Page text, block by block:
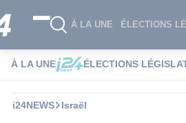
À LA UNE ÉLECTIONS
À LA UNE ÉLECTIONS
i24NEWS Israël